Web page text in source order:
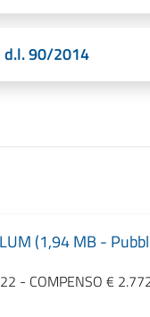
d.l. 90/2014
(1,94 MB -
- COMPENSO €